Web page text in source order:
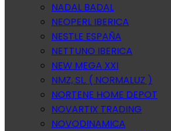
NADAL BADAL
NEOPERL IBERICA
NESTLE ESPAÑA
NETTUNO IBERICA
NEW MEGA XXI
NMZ, SL. ( NORMALUZ )
NORTENE HOME DEPOT
NOVARTIX TRADING
NOVODINAMICA